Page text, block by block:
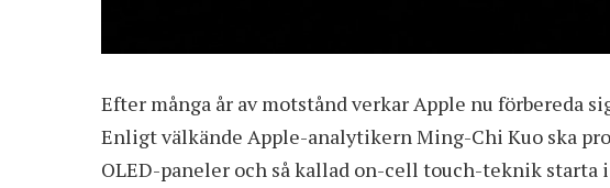
Efter många år av motstånd verkar Apple nu förbereda
Enligt välkände Apple-analytikern Ming-Chi Kuo ska
OLED-paneler och så kallad on-cell touch-teknik starta